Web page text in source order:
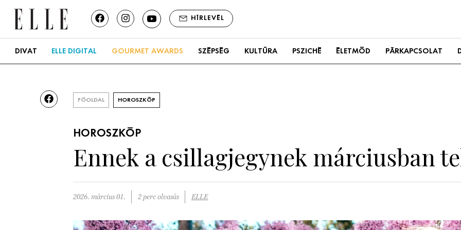
HÍRLEVÉL
DIVAT ELLE DIGITAL GOURMET AWARDS SZÉPSÉG KULTÚRA PSZICHÉ ÉLETMÓD PÁRKAPCSOLAT
FŐOLDAL HOROSZKÓP
HOROSZKÓP
Ennek a csillagjegynek márciusban
2026. március 01. 2 perc olvasás ELLE